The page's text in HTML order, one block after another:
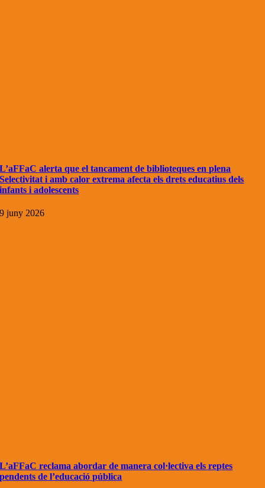
L’aFFaC alerta que el tancament de biblioteques en plena
Selectivitat i amb calor extrema afecta els drets educatius dels
infants i adolescents
9 juny 2026
L’aFFaC reclama abordar de manera col·lectiva els reptes
pendents de l’educació pública